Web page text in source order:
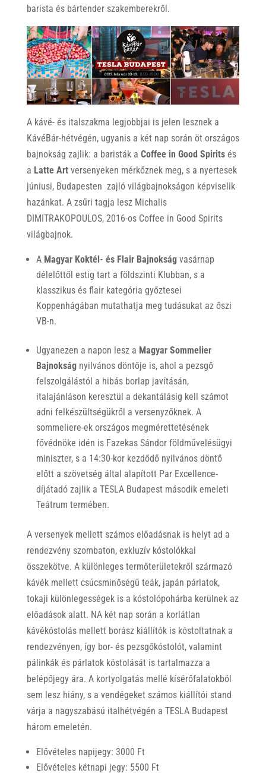
barista és bártender szakemberekről.
A kávé- és italszakma legjobbjai is jelen lesznek a
KávéBár-hétvégén, ugyanis a két nap során öt országos
bajnokság zajlik: a baristák a Coffee in Good Spiritsés
a Latte Art versenyeken mérkőznek meg, s a nyertesek
júniusi, Budapesten zajló világbajnokságon képviselik
hazánkat. A zsűri tagja lesz Michalis
DIMITRAKOPOULOS, 2016-os Coffee in Good Spirits
világbajnok.
A Magyar Koktél- és Flair Bajnokságvasárnap
délelőttől estig tart a földszinti Klubban, s a
klasszikus és flair kategória győztesei
Koppenhágában mutathatja meg tudásukat az őszi
VB-n.
Ugyanezen a napon lesz a Magyar Sommelier
Bajnokságnyilvános döntője is, ahol a pezsgő
felszolgálástól a hibás borlap javításán,
italajánláson keresztül a dekantálásig kell számot
adni felkészültségükről a versenyzőknek. A
sommeliere-ek országos megmérettetésének
fővédnöke idén is Fazekas Sándor földművelésügyi
miniszter, s a 14:30-kor kezdődő nyilvános döntő
előtt a szövetség által alapított Par Excellence-
díjátadó zajlik a TESLA Budapest második emeleti
Teátrum termében.
A versenyek mellett számos előadásnak is helyt ad a
rendezvény szombaton, exkluzív kóstolókkal
összekötve. A különleges termőterületekről származó
kávék mellett csúcsminőségű teák, japán párlatok,
tokaji különlegességek is a kóstolópohárba kerülnek az
előadások alatt. NA két nap során a korlátlan
kávékóstolás mellett borász kiállítók is kóstoltatnak a
rendezvényen, így bor- és pezsgőkóstolót, valamint
pálinkák és párlatok kóstolását is tartalmazza a
belépőjegy ára. A kortyolgatás mellé kísérőfalatokból
sem lesz hiány, s a vendégeket számos kiállítói stand
várja a nagyszabású italhétvégén a TESLA Budapest
három emeletén.
Elővételes napijegy: 3000 Ft
Elővételes kétnapi jegy: 5500 Ft